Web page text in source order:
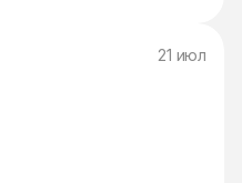
21 июл